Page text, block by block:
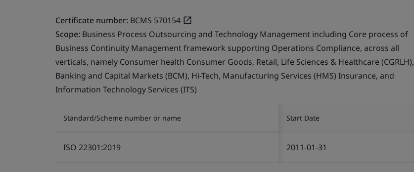
Certificate number: BCMS 570154
Scope: Business Process Outsourcing and Technology Management including Core process of
Business Continuity Management framework supporting Operations Compliance, across all
verticals, namely Consumer health Consumer Goods, Retail, Life Sciences & Healthcare (CGRLH),
Banking and Capital Markets (BCM), Hi-Tech, Manufacturing Services (HMS) Insurance, and
Information Technology Services (ITS)
Standard/Scheme number or name Start Date
ISO 22301:2019 2011-01-31